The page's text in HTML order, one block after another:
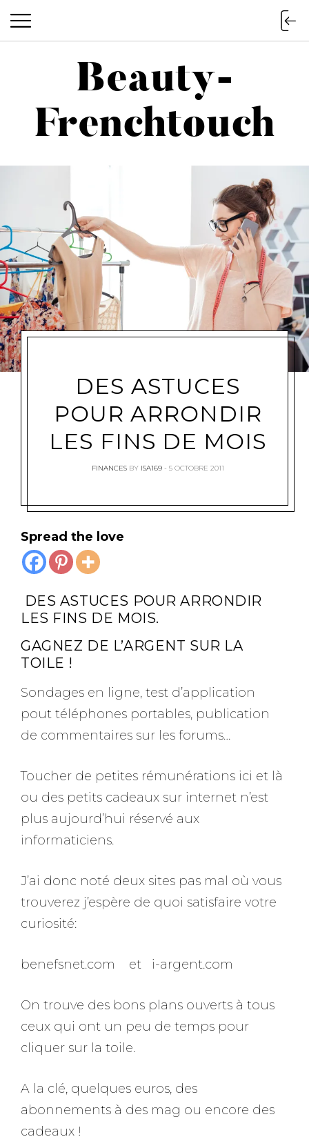
Beauty-Frenchtouch
Beauty-
Frenchtouch
DES ASTUCES
POUR ARRONDIR
LES FINS DE MOIS
FINANCES BY ISA169 5 OCTOBRE 2011
Spread the love
DES ASTUCES POUR ARRONDIR
LES FINS DE MOIS.
GAGNEZ DE L’ARGENT SUR LA
TOILE !
Sondages en ligne, test d’application
pout téléphones portables, publication
de commentaires sur les forums…
Toucher de petites rémunérations ici et là
ou des petits cadeaux sur internet n’est
plus aujourd’hui réservé aux
informaticiens.
J’ai donc noté deux sites pas mal où vous
trouverez j’espère de quoi satisfaire votre
curiosité:
benefsnet.com et i-argent.com
On trouve des bons plans ouverts à tous
ceux qui ont un peu de temps pour
cliquer sur la toile.
A la clé, quelques euros, des
abonnements à des mag ou encore des
cadeaux !